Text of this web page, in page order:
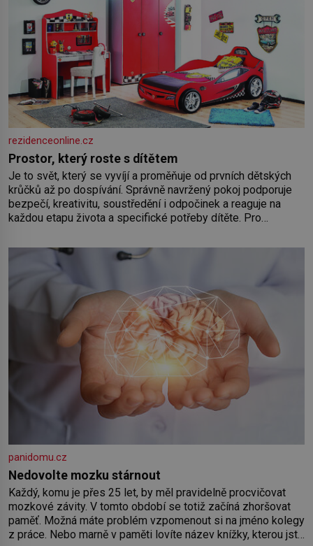
rezidenceonline.cz
Prostor, který roste s dítětem
Je to svět, který se vyvíjí a proměňuje od prvních dětských
krůčků až po dospívání. Správně navržený pokoj podporuje
bezpečí, kreativitu, soustředění i odpočinek a reaguje na
každou etapu života a specifické potřeby dítěte. Pro
by pokoj miminka měl působit především klidně a útulně.
Předškolní věk je
panidomu.cz
Nedovolte mozku stárnout
Každý, komu je přes 25 let, by měl pravidelně procvičovat
mozkové závity. V tomto období se totiž začíná zhoršovat
paměť. Možná máte problém vzpomenout si na jméno kolegy
z práce. Nebo marně v paměti lovíte název knížky, kterou jste